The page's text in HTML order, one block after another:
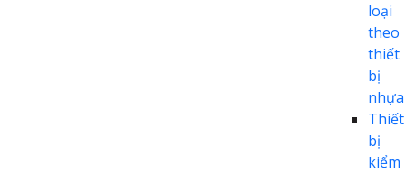
loại
theo
thiết
bị
nhựa
Thiết
bị
kiểm